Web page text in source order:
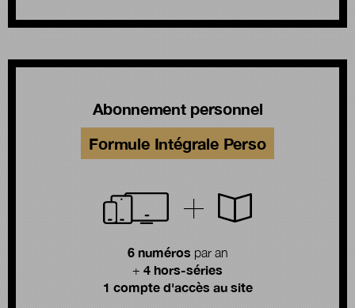
Abonnement personnel
Formule Intégrale Perso
6 numérospar an
+ 4 hors-séries
1 compte d'accès au site